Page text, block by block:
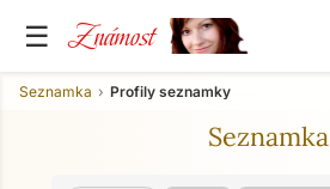
☰ Známost
Seznamka Profily seznamky
Seznamka